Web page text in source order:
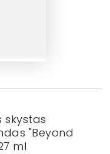
skystas
"Beyond
ml